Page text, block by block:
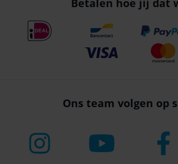
Betalen hoe jij dat
Ons team volgen op